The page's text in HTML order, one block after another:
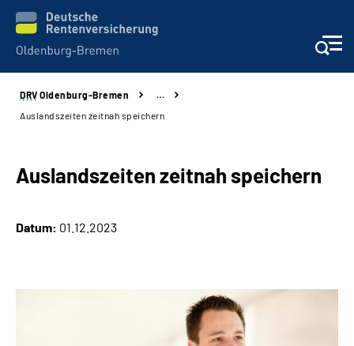
Services
Karriere
DRV Oldenburg-Bremen
…
Auslandszeiten zeitnah speichern
Auslandszeiten zeitnah speichern
Datum: 01.12.2023